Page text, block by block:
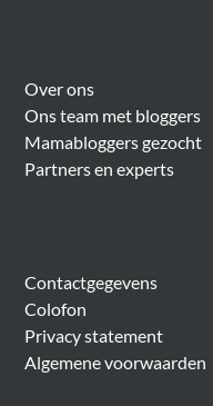
Over ons
Ons team met bloggers
Mamabloggers gezocht
Partners en experts
Contactgegevens
Colofon
Privacy statement
Algemene voorwaarden